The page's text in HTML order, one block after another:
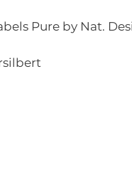
Pure by Nat.